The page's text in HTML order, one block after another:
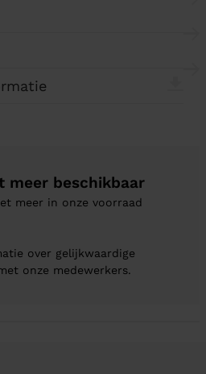
meer beschikbaar
meer in onze voorraad
over gelijkwaardige
onze medewerkers.